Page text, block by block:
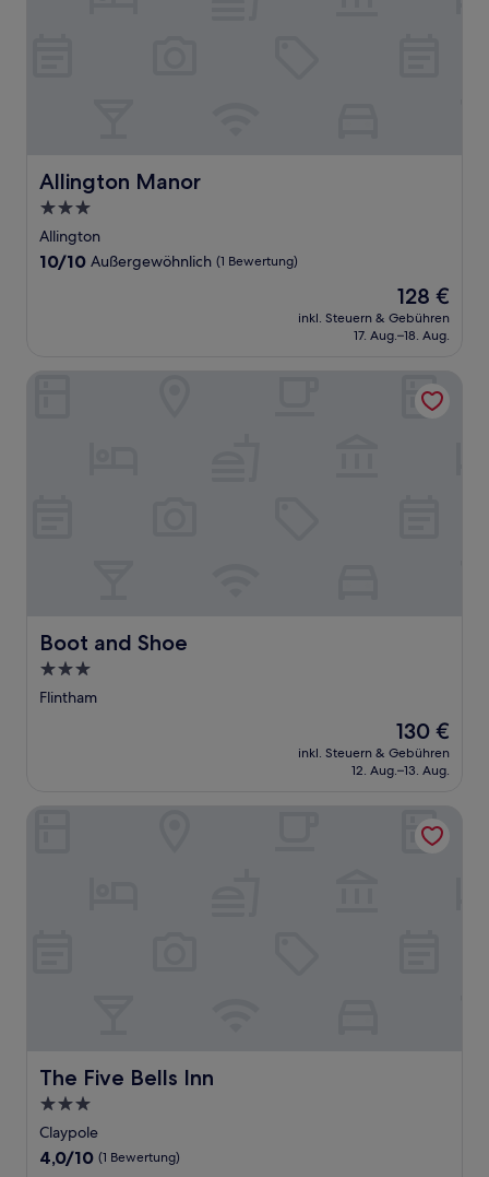
Allington Manor
Allington Manor
3.0-
Sterne-
Unterkunft
Allington
10.0
10/10 Außergewöhnlich (1 Bewertung)
Der
Preis
beträgt
128 €
inkl. Steuern & Gebühren
17. Aug.–18. Aug.
Boot and Shoe
Boot and Shoe
3.0-
Sterne-
Flintham
Der
Preis
beträgt
130 €
inkl. Steuern & Gebühren
12. Aug.–13. Aug.
The Five Bells Inn
The Five Bells Inn
3.0-
Sterne-
Unterkunft
Claypole
4.0
4,0/10 (1 Bewertung)